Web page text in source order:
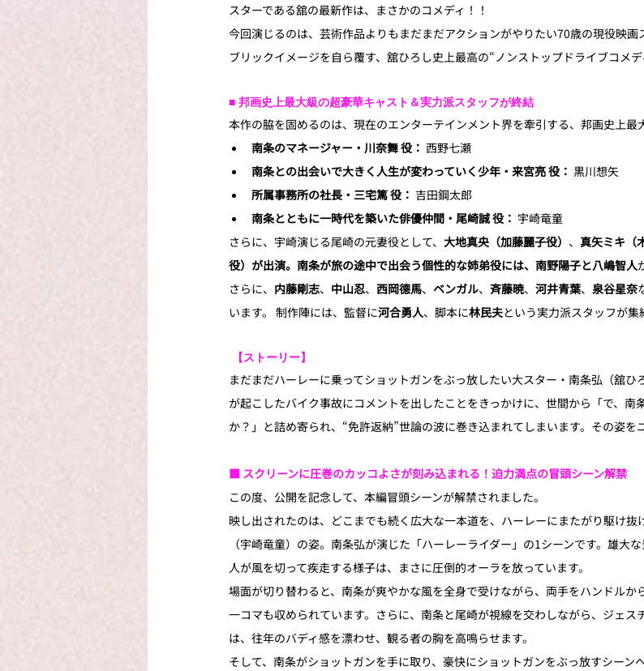
スターである舘の最新作は、まさかのコメディ！！
今回演じるのは、芸術作品よりもまだまだアクションがやりたい70歳の現役映
ブリックイメージを自ら覆す、舘ひろし史上最高の“ノンストップドライブコメデ
■ 邦画史上最大級の超豪華キャスト＆実力派スタッフが終結
本作の脇を固めるのは、現在のエンターテインメント界を牽引する、邦画史上最
南条のマネージャー・川奈舞 役： 西野七瀬
南条との出会いで大きく人生が変わっていく少年・来宮亮 役： 黒川想矢
所属事務所の社長・三宅篤 役： 吉田鋼太郎
南条とともに一時代を築いた俳優仲間・尾崎誠 役： 宇崎竜童
さらに、宇崎演じる尾崎の元妻役として、 大地真央（加藤麗子役） 、 真矢ミキ（
役）が出演。南条が旅の途中で出会う個性的な姉弟役には、南野陽子と八嶋智人
さらに、 内藤剛志、 中山忍、 西岡德馬、 ベンガル、 斉藤暁、 河井青葉、 泉谷星奈
います。 制作陣には、監督に河合勇人、脚本に林民夫という実力派スタッフが集
【ストーリー】
まだまだハーレーに乗ってショットガンをぶっ放したい大スター・南条弘（舘ひ
が起こしたバイク事故にコメントを出したことをきっかけに、世間から「で、南
か？」と詰め寄られ、“免許返納”世論の波に巻き込まれてしまいます。その姿を
■ スクリーンに圧巻のカッコよさが刻み込まれる！迫力満点の冒頭シーン解禁
この度、公開を記念して、本編冒頭シーンが解禁されました。
映し出されたのは、どこまでも続く広大な一本道を、ハーレーにまたがり駆け
（宇崎竜童）の姿。南条弘が演じた「ハーレーライダー」の1シーンです。雄大
人が風を切って疾走する様子は、まさに圧倒的オーラを放っています。
場面が切り替わると、南条が爽やかな風を全身で受けながら、両手をハンドルか
一コマも収められています。さらに、南条と尾崎が視線を交わしながら、ジェス
は、往年のバディ感を漂わせ、観る者の胸を高鳴らせます。
そして、南条がショットガンを手に取り、豪快にショットガンをぶっ放すシーン